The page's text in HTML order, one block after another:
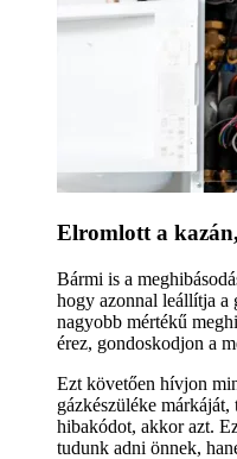
Elromlott a
Bármi is a
hogy azonnal leállítja a
nagyobb mértékű
érez, gondoskodjon a
Ezt követően hívjon
gázkészüléke
hibakódot, akkor azt.
tudunk adni önnek,